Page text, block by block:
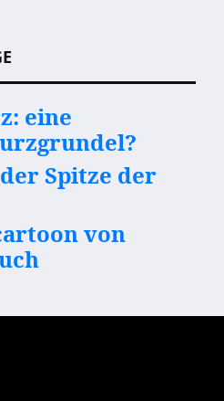
eine
Spitze der
von